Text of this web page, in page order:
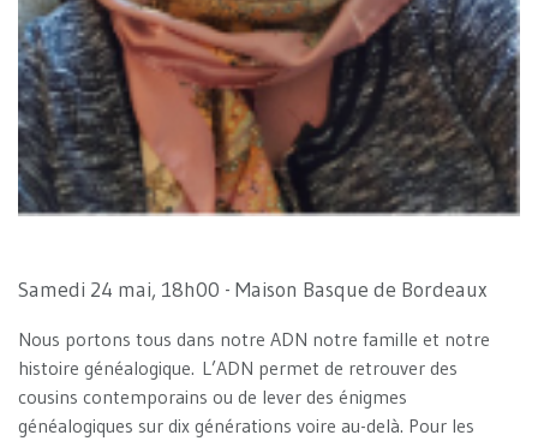
Samedi 24 mai, 18h00 - Maison Basque de Bordeaux
Nous portons tous dans notre ADN notre famille et notre
histoire généalogique. L’ADN permet de retrouver des
cousins contemporains ou de lever des énigmes
généalogiques sur dix générations voire au-delà. Pour les